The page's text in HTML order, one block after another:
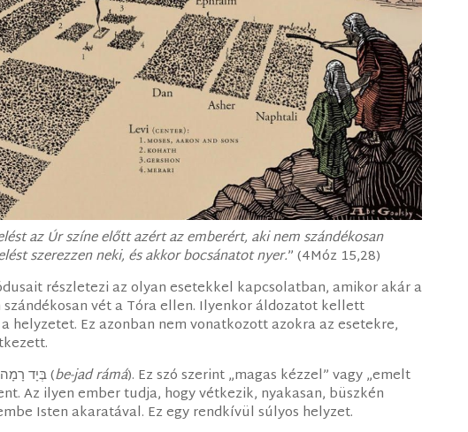
az Úr színe előtt azért az emberért, aki nem szándékosan
szerezzen neki, és akkor bocsánatot nyer.” (4Móz 15,28)
részletezi az olyan esetekkel kapcsolatban, amikor akár a
vét a Tóra ellen. Ilyenkor áldozatot kellett
helyzetet. Ez azonban nem vonatkozott azokra az esetekre,
A héber kifejezés így hangzik: בְּיָד רָמָה (be-jad rámá). Ez szó szerint „magas kézzel” vagy „emelt
Az ilyen ember tudja, hogy vétkezik, nyakasan, büszkén
Isten akaratával. Ez egy rendkívül súlyos helyzet.